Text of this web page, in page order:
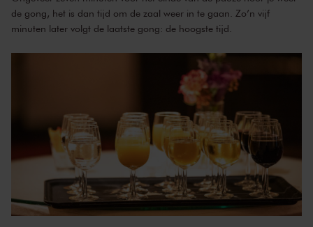
de gong, het is dan tijd om de zaal weer in te gaan. Zo’n vijf
minuten later volgt de laatste gong: de hoogste tijd.